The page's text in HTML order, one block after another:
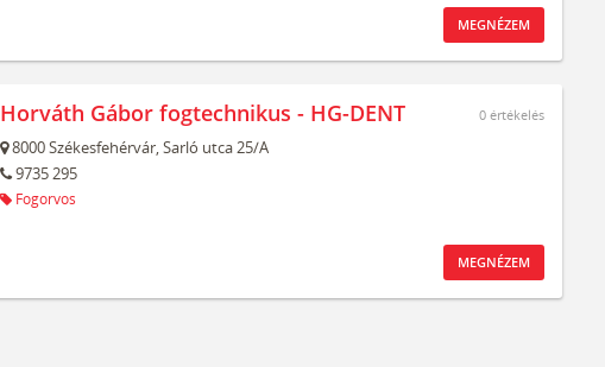
MEGNÉZEM
Horváth Gábor fogtechnikus - HG-DENT
8000Székesfehérvár,Sarló utca 25/A
9735 295
Fogorvos
0 értékelés
MEGNÉZEM